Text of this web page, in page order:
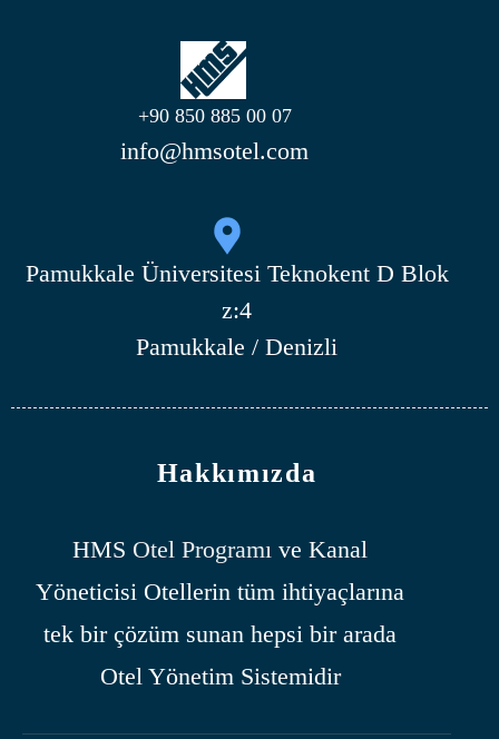
+90 850 885 00 07
info@hmsotel.com
Pamukkale Üniversitesi Teknokent D Blok
z:4
Pamukkale / Denizli
Hakkımızda
HMS Otel Programı ve Kanal
Yöneticisi Otellerin tüm ihtiyaçlarına
tek bir çözüm sunan hepsi bir arada
Otel Yönetim Sistemidir